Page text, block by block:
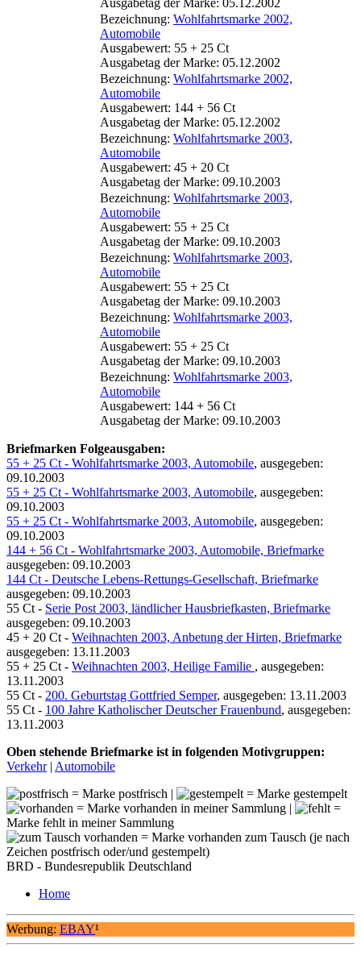
Bezeichnung: Wohlfahrtsmarke 2002,
Automobile
Ausgabewert: 55 + 25 Ct
Ausgabetag der Marke: 05.12.2002
Bezeichnung: Wohlfahrtsmarke 2002,
Automobile
Ausgabewert: 144 + 56 Ct
Ausgabetag der Marke: 05.12.2002
Bezeichnung: Wohlfahrtsmarke 2003,
Automobile
Ausgabewert: 45 + 20 Ct
Ausgabetag der Marke: 09.10.2003
Bezeichnung: Wohlfahrtsmarke 2003,
Automobile
Ausgabewert: 55 + 25 Ct
Ausgabetag der Marke: 09.10.2003
Bezeichnung: Wohlfahrtsmarke 2003,
Automobile
Ausgabewert: 55 + 25 Ct
Ausgabetag der Marke: 09.10.2003
Bezeichnung: Wohlfahrtsmarke 2003,
Automobile
Ausgabewert: 55 + 25 Ct
Ausgabetag der Marke: 09.10.2003
Bezeichnung: Wohlfahrtsmarke 2003,
Automobile
Ausgabewert: 144 + 56 Ct
Ausgabetag der Marke: 09.10.2003
Briefmarken Folgeausgaben:
55 + 25 Ct - Wohlfahrtsmarke 2003, Automobile, ausgegeben:
09.10.2003
55 + 25 Ct - Wohlfahrtsmarke 2003, Automobile, ausgegeben:
09.10.2003
55 + 25 Ct - Wohlfahrtsmarke 2003, Automobile, ausgegeben:
09.10.2003
144 + 56 Ct - Wohlfahrtsmarke 2003, Automobile, Briefmarke
ausgegeben: 09.10.2003
144 Ct - Deutsche Lebens-Rettungs-Gesellschaft, Briefmarke
ausgegeben: 09.10.2003
55 Ct - Serie Post 2003, ländlicher Hausbriefkasten, Briefmarke
ausgegeben: 09.10.2003
45 + 20 Ct - Weihnachten 2003, Anbetung der Hirten, Briefmarke
ausgegeben: 13.11.2003
55 + 25 Ct - Weihnachten 2003, Heilige Familie , ausgegeben:
13.11.2003
55 Ct - 200. Geburtstag Gottfried Semper, ausgegeben: 13.11.2003
55 Ct - 100 Jahre Katholischer Deutscher Frauenbund, ausgegeben:
13.11.2003
Oben stehende Briefmarke ist in folgenden Motivgruppen:
Verkehr| Automobile
= Marke postfrisch |
= Marke gestempelt
= Marke vorhanden in meiner Sammlung |
=
Marke fehlt in meiner Sammlung
= Marke vorhanden zum Tausch (je nach
Zeichen postfrisch oder/und gestempelt)
BRD - Bundesrepublik Deutschland
Home
Werbung: EBAY¹